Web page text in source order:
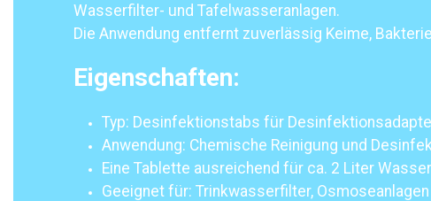
Wasserfilter- und Tafelwasseranlagen.
Die Anwendung entfernt zuverlässig Keime,
Eigenschaften:
Typ: Desinfektionstabs für
Anwendung: Chemische Reinigung und
Eine Tablette ausreichend für ca. 2 Liter Wasser
Geeignet für: Trinkwasserfilter,